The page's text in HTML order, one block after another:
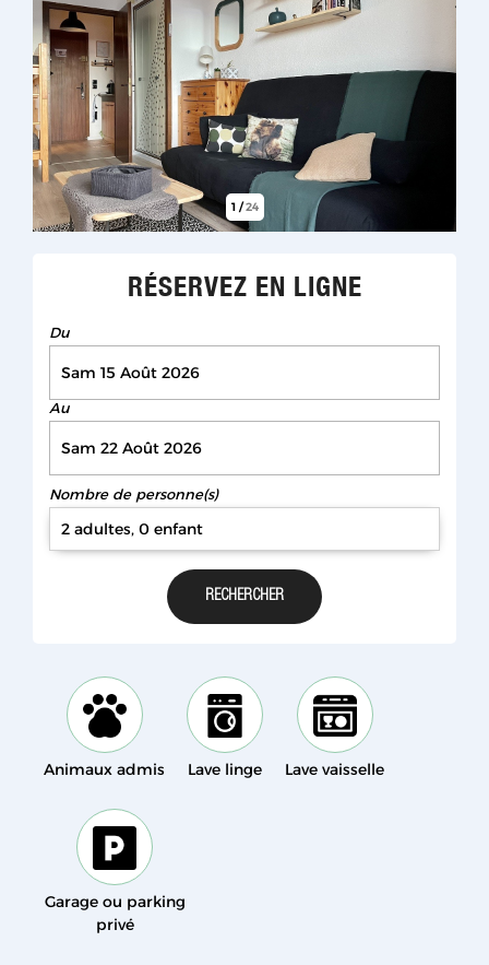
1/24
RÉSERVEZ EN LIGNE
Du
Au
Nombre de personne(s)
2 adultes, 0 enfant
Animaux admis Lave linge Lave vaisselle
Garage ou parking
privé